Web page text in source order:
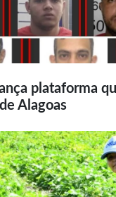
plataforma
Alagoas